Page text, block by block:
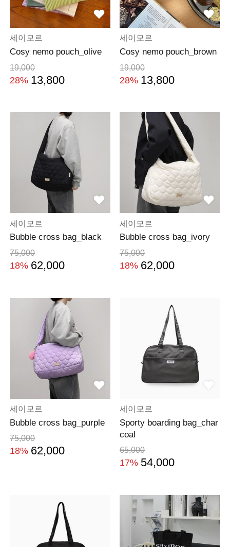
세이모르
Cosy nemo pouch_olive
19,000
28% 13,800
세이모르
Cosy nemo pouch_brown
19,000
28% 13,800
세이모르
Bubble cross bag_black
75,000
18% 62,000
세이모르
Bubble cross bag_ivory
75,000
18% 62,000
세이모르
Bubble cross bag_purple
75,000
18% 62,000
세이모르
Sporty boarding bag_char
coal
65,000
17% 54,000